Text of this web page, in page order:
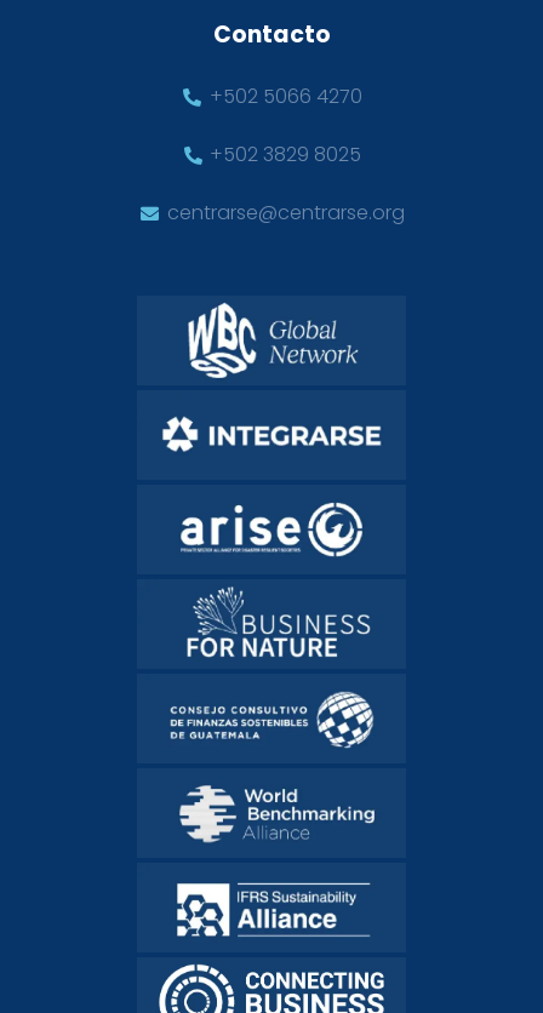
Contacto
+502 5066 4270
+502 3829 8025
centrarse@centrarse.org